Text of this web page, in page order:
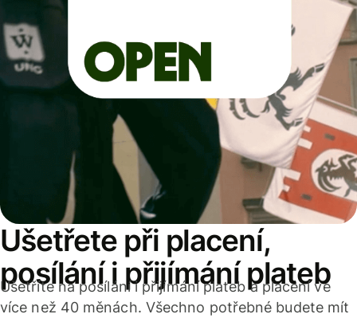
Ušetřete při placení,
posílání i přijímání plateb
Ušetříte na posílání i přijímání plateb a placení ve
více než 40 měnách. Všechno potřebné budete mít